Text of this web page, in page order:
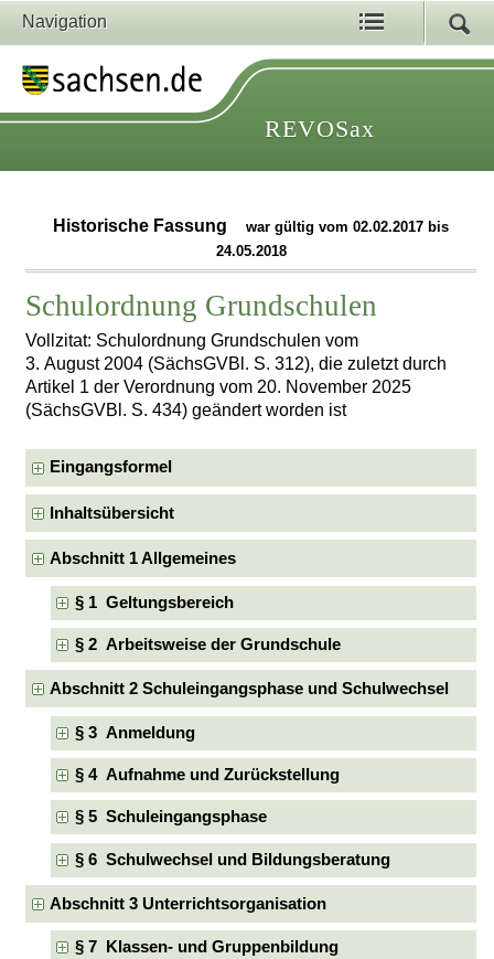
Navigation
REVOSax
Historische Fassung
war gültig vom 02.02.2017 bis
24.05.2018
Schulordnung Grundschulen
Vollzitat: Schulordnung Grundschulen vom
3. August 2004 (SächsGVBl. S. 312), die zuletzt durch
Artikel 1 der Verordnung vom 20. November 2025
(SächsGVBl. S. 434) geändert worden ist
Eingangsformel
Inhaltsübersicht
Abschnitt 1 Allgemeines
§ 1 Geltungsbereich
§ 2 Arbeitsweise der Grundschule
Abschnitt 2 Schuleingangsphase und Schulwechsel
§ 3 Anmeldung
§ 4 Aufnahme und Zurückstellung
§ 5 Schuleingangsphase
§ 6 Schulwechsel und Bildungsberatung
Abschnitt 3 Unterrichtsorganisation
§ 7 Klassen- und Gruppenbildung